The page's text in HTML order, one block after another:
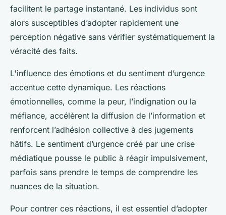
facilitent le partage instantané. Les individus sont
alors susceptibles d’adopter rapidement une
perception négative sans vérifier systématiquement la
véracité des faits.
L'influence des émotions et du sentiment d’urgence
accentue cette dynamique. Les réactions
émotionnelles, comme la peur, l’indignation ou la
méfiance, accélèrent la diffusion de l’information et
renforcent l’adhésion collective à des jugements
hâtifs. Le sentiment d’urgence créé par une crise
médiatique pousse le public à réagir impulsivement,
parfois sans prendre le temps de comprendre les
nuances de la situation.
Pour contrer ces réactions, il est essentiel d’adopter